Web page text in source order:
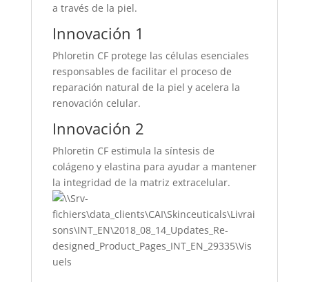
a través de la piel.
Innovación 1
Phloretin CF protege las células esenciales
responsables de facilitar el proceso de
reparación natural de la piel y acelera la
renovación celular.
Innovación 2
Phloretin CF estimula la síntesis de
colágeno y elastina para ayudar a mantener
la integridad de la matriz extracelular.